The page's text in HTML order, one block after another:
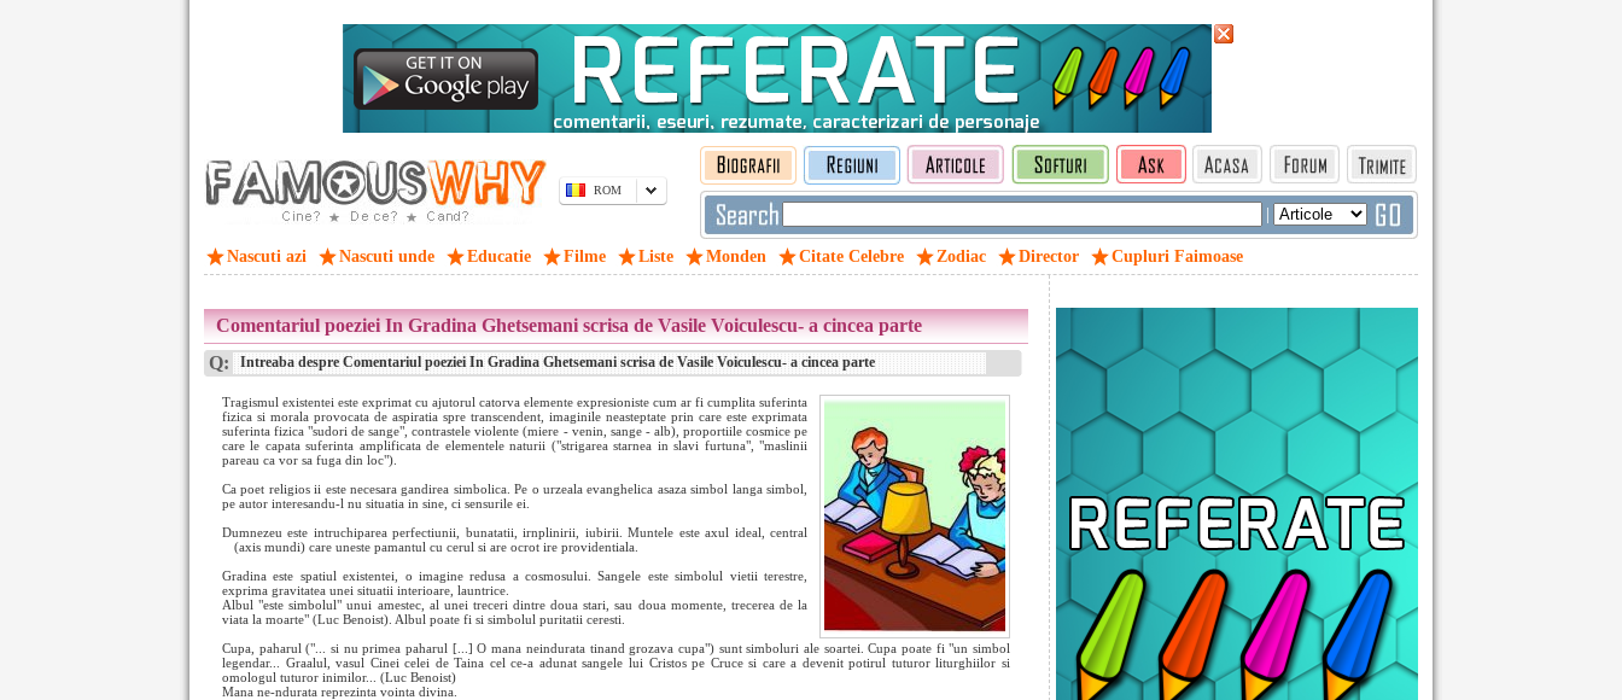
ROM
|
Nascuti azi Nascuti unde Educatie Filme Liste Monden Citate Celebre Zodiac Director Cupluri Faimoase
Comentariul poeziei In Gradina Ghetsemani scrisa de Vasile Voiculescu- a cincea parte
Q: Intreaba despre Comentariul poeziei In Gradina Ghetsemani scrisa de Vasile Voiculescu- a cincea parte
Tragismul existentei este exprimat cu ajutorul catorva elemente expresioniste cum ar fi cumplita suferinta
fizica si morala provocata de aspiratia spre transcendent, imaginile neasteptate prin care este exprimata
suferinta fizica "sudori de sange", contrastele violente (miere - venin, sange - alb), proportiile cosmice pe
care le capata suferinta amplificata de elementele naturii ("strigarea starnea in slavi furtuna", "maslinii
pareau ca vor sa fuga din loc").
Ca poet religios ii este necesara gandirea simbolica. Pe o urzeala evanghelica asaza simbol langa simbol,
pe autor interesandu-l nu situatia in sine, ci sensurile ei.
Dumnezeu este intruchiparea perfectiunii, bunatatii, irnplinirii, iubirii. Muntele este axul ideal, central
(axis mundi) care uneste pamantul cu cerul si are ocrot ire providentiala.
Gradina este spatiul existentei, o imagine redusa a cosmosului. Sangele este simbolul vietii terestre,
exprima gravitatea unei situatii interioare, launtrice.
Albul "este simbolul" unui amestec, al unei treceri dintre doua stari, sau doua momente, trecerea de la
viata la moarte" (Luc Benoist). Albul poate fi si simbolul puritatii ceresti.
Cupa, paharul ("... si nu primea paharul [...] O mana neindurata tinand grozava cupa") sunt simboluri ale soartei. Cupa poate fi "un simbol
legendar... Graalul, vasul Cinei celei de Taina cel ce-a adunat sangele lui Cristos pe Cruce si care a devenit potirul tuturor liturghiilor si
omologul tuturor inimilor... (Luc Benoist)
Mana ne-ndurata reprezinta vointa divina.